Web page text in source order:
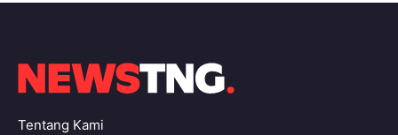
Tentang Kami